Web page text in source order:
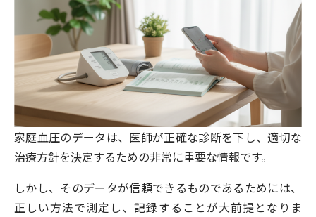
家庭血圧のデータは、医師が正確な診断を下し、適切な
治療方針を決定するための非常に重要な情報です。
しかし、そのデータが信頼できるものであるためには、
正しい方法で測定し、記録することが大前提となりま